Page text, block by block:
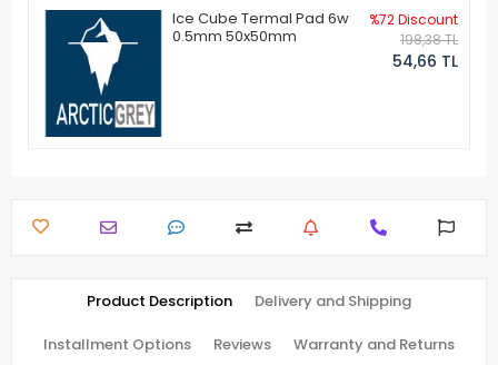
Ice Cube Termal Pad 6w
0.5mm 50x50mm
%72 Discount
198,38 TL
54,66 TL
Product Description Delivery and Shipping
Installment Options Reviews Warranty and Returns